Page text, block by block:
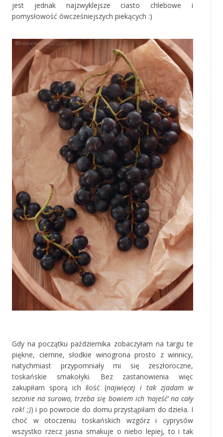
jest jednak najzwyklejsze ciasto chlebowe i
pomysłowość ówcześniejszych piekących :)
Gdy na początku października zobaczyłam na targu te
piękne, ciemne, słodkie winogrona prosto z winnicy,
natychmiast przypomniały mi się zeszłoroczne,
toskańskie smakołyki. Bez zastanowienia więc
zakupiłam sporą ich ilość (najwięcej i tak zjadam w
sezonie na surowo, trzeba się bowiem ich ‘najeść’ na cały
rok! ;)) i po powrocie do domu przystąpiłam do dzieła. I
choć w otoczeniu toskańskich wzgórz i cyprysów
wszystko rzecz jasna smakuje o niebo lepiej, to i tak